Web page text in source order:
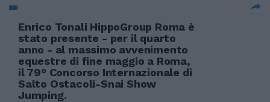
Enrico Tonali HippoGroup Roma è
stato presente - per il quarto
anno - al massimo avvenimento
equestre di fine maggio a Roma,
il 79° Concorso Internazionale di
Salto Ostacoli-Snai Show
Jumping.